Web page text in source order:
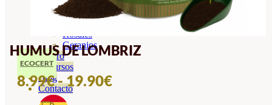
Ornamentales
Rosales
Geranios
Vivero
Recursos
Blog
Contacto
HUMUS DE LOMBRIZ
ECOCERT
8.99€-19.90€RANGO